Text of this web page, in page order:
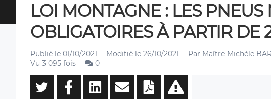
LOI MONTAGNE : LES PNEUS
OBLIGATOIRES À PARTIR DE
Publié le 01/10/2021 Modifié le 26/10/2021 Par Maître Michèle
Vu 3 095 fois
0